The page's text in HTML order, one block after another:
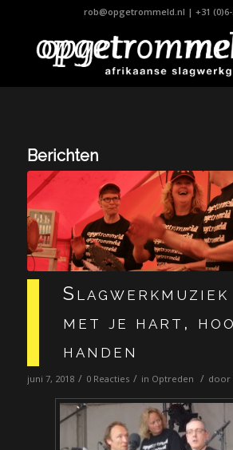
rob@opgetrommeld.nl | +31
Berichten
Slagwerkmuziek
met je hart,
handen
juni 7, 2018 / 0 Reacties / in Optreden / door